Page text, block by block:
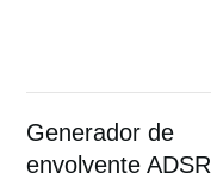
Generador de
envolvente ADSR